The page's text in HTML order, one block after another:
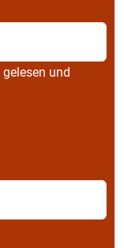
gelesen und